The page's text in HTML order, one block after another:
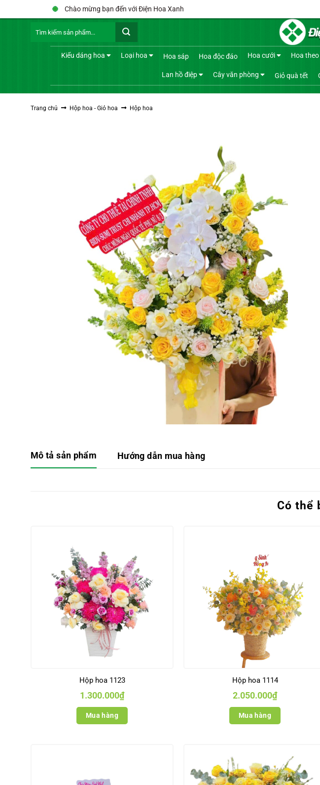
qua
Chào mừng bạn đến với Điện Hoa Xanh
kiếm:
Kiểu dáng hoa Loại hoa Hoa sáp Hoa độc đáo Hoa cưới Hoa
Lan hồ điệp Cây văn phòng Giỏ quà tết
Trang chủ Hộp hoa - Giỏ hoa Hộp hoa
Mô tả sản phẩm Hướng dẫn mua hàng
Có thể
Hộp hoa 1123
1.300.000₫
Mua hàng
Hộp hoa 1114
2.050.000₫
Mua hàng